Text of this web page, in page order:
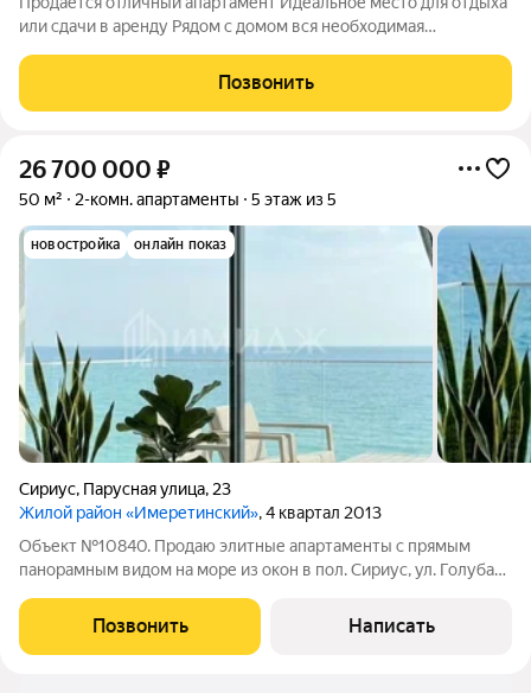
или сдачи в аренду Рядом с домом вся необходимая
пешком Один взрослый собственник.
Позвонить
26 700 000 ₽
50 м² 2-комн. апартаменты 5 этаж из 5
новостройка онлайн показ
Сириус, Парусная улица, 23
Жилой район «Имеретинский», 4 квартал 2013
Объект №10840. Продаю элитные апартаменты с прямым
панорамным видом на море из окон в пол. Сириус, ул. Голубая.
только дорожает. Планировка: изолированная спальня, уютная
гостиная и выделенная
Позвонить Написать